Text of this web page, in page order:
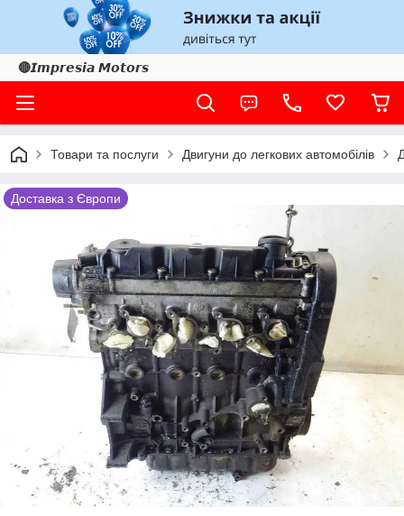
🔴𝙄𝙢𝙥𝙧𝙚𝙨𝙞𝙖 𝙈𝙤𝙩𝙤𝙧𝙨
Товари та послуги Двигуни до легкових автомобілів
Доставка з Європи